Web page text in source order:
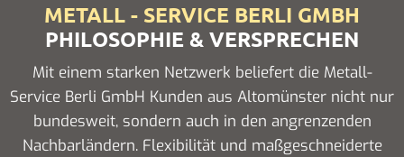
METALL - SERVICE BERLI GMBH
PHILOSOPHIE & VERSPRECHEN
Mit einem starken Netzwerk beliefert die Metall-
Service Berli GmbH Kunden aus Altomünster nicht nur
bundesweit, sondern auch in den angrenzenden
Nachbarländern. Flexibilität und maßgeschneiderte